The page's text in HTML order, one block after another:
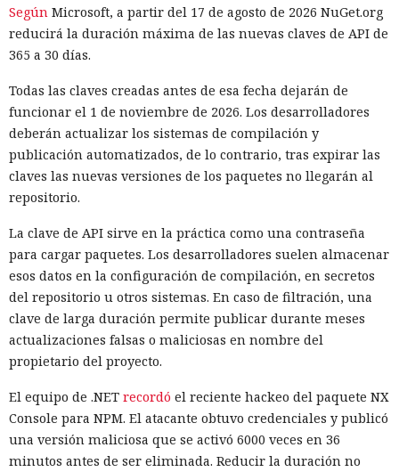
Según Microsoft, a partir del 17 de agosto de 2026 NuGet.org
reducirá la duración máxima de las nuevas claves de API de
365 a 30 días.
Todas las claves creadas antes de esa fecha dejarán de
funcionar el 1 de noviembre de 2026. Los desarrolladores
deberán actualizar los sistemas de compilación y
publicación automatizados, de lo contrario, tras expirar las
claves las nuevas versiones de los paquetes no llegarán al
repositorio.
La clave de API sirve en la práctica como una contraseña
para cargar paquetes. Los desarrolladores suelen almacenar
esos datos en la configuración de compilación, en secretos
del repositorio u otros sistemas. En caso de filtración, una
clave de larga duración permite publicar durante meses
actualizaciones falsas o maliciosas en nombre del
propietario del proyecto.
El equipo de .NET recordó el reciente hackeo del paquete NX
Console para NPM. El atacante obtuvo credenciales y publicó
una versión maliciosa que se activó 6000 veces en 36
minutos antes de ser eliminada. Reducir la duración no